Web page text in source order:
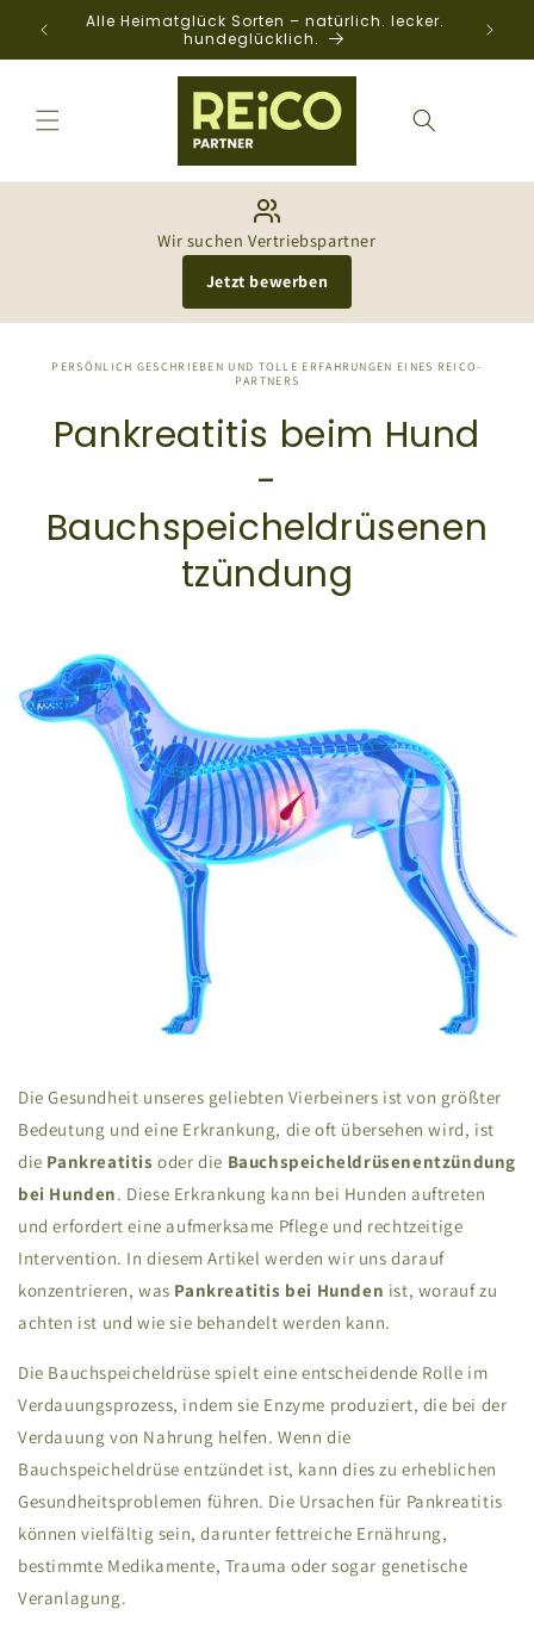
zum
Alle Heimatglück Sorten – natürlich. lecker.
hundeglücklich.
Wir suchen Vertriebspartner
Jetzt bewerben
PERSÖNLICH GESCHRIEBEN UND TOLLE ERFAHRUNGEN EINES REICO-
PARTNERS
Pankreatitis beim Hund
-
Bauchspeicheldrüsenen
tzündung
Die Gesundheit unseres geliebten Vierbeiners ist von größter
Bedeutung und eine Erkrankung, die oft übersehen wird, ist
die Pankreatitis oder die Bauchspeicheldrüsenentzündung
bei Hunden. Diese Erkrankung kann bei Hunden auftreten
und erfordert eine aufmerksame Pflege und rechtzeitige
Intervention. In diesem Artikel werden wir uns darauf
konzentrieren, was Pankreatitis bei Hunden ist, worauf zu
achten ist und wie sie behandelt werden kann.
Die Bauchspeicheldrüse spielt eine entscheidende Rolle im
Verdauungsprozess, indem sie Enzyme produziert, die bei der
Verdauung von Nahrung helfen. Wenn die
Bauchspeicheldrüse entzündet ist, kann dies zu erheblichen
Gesundheitsproblemen führen. Die Ursachen für Pankreatitis
können vielfältig sein, darunter fettreiche Ernährung,
bestimmte Medikamente, Trauma oder sogar genetische
Veranlagung.